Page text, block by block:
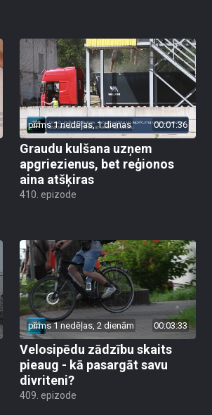
pirms 1 nedēļas, 1 dienas 00:01:36
Graudu kulšana uzņem
apgriezienus, bet reģionos
aina atšķiras
410. epizode
pirms 1 nedēļas, 2 dienām 00:03:33
Velosipēdu zādzību skaits
pieaug - kā pasargāt savu
divriteni?
409. epizode